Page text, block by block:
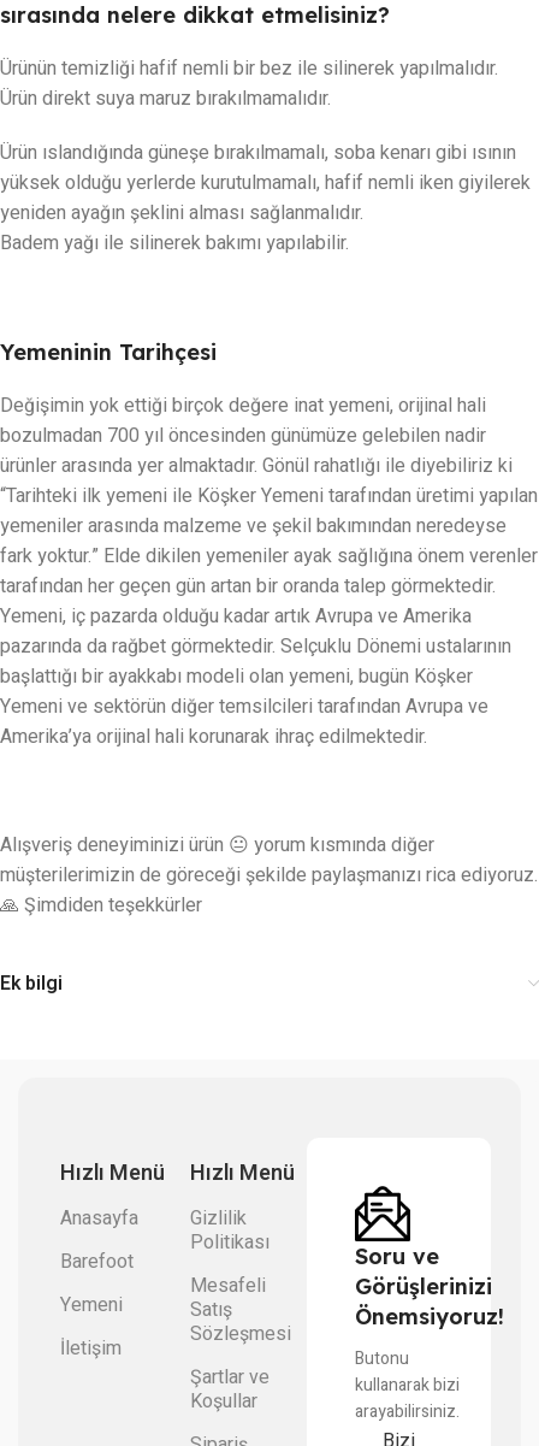
sırasında nelere dikkat etmelisiniz?
Ürünün temizliği hafif nemli bir bez ile silinerek yapılmalıdır.
Ürün direkt suya maruz bırakılmamalıdır.
Ürün ıslandığında güneşe bırakılmamalı, soba kenarı gibi ısının
yüksek olduğu yerlerde kurutulmamalı, hafif nemli iken giyilerek
yeniden ayağın şeklini alması sağlanmalıdır.
Badem yağı ile silinerek bakımı yapılabilir.
Yemeninin Tarihçesi
Değişimin yok ettiği birçok değere inat yemeni, orijinal hali
bozulmadan 700 yıl öncesinden günümüze gelebilen nadir
ürünler arasında yer almaktadır. Gönül rahatlığı ile diyebiliriz ki
“Tarihteki ilk yemeni ile Köşker Yemeni tarafından üretimi yapılan
yemeniler arasında malzeme ve şekil bakımından neredeyse
fark yoktur.” Elde dikilen yemeniler ayak sağlığına önem verenler
tarafından her geçen gün artan bir oranda talep görmektedir.
Yemeni, iç pazarda olduğu kadar artık Avrupa ve Amerika
pazarında da rağbet görmektedir. Selçuklu Dönemi ustalarının
başlattığı bir ayakkabı modeli olan yemeni, bugün Köşker
Yemeni ve sektörün diğer temsilcileri tarafından Avrupa ve
Amerika’ya orijinal hali korunarak ihraç edilmektedir.
Alışveriş deneyiminizi ürün 😐 yorum kısmında diğer
müşterilerimizin de göreceği şekilde paylaşmanızı rica ediyoruz.
🙏 Şimdiden teşekkürler
Ek bilgi
Hızlı Menü
Anasayfa
Barefoot
Yemeni
İletişim
Hızlı Menü
Gizlilik
Politikası
Mesafeli
Satış
Sözleşmesi
Şartlar ve
Koşullar
Soru ve
Görüşlerinizi
Önemsiyoruz!
Butonu
kullanarak bizi
arayabilirsiniz.